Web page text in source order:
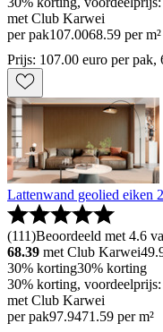
met Club Karwei
per pak107.0068.59 per m²
Prijs: 107.00 euro per pak,
Lattenwand geolied eiken
(111)Beoordeeld met 4.6
68.39 met Club Karwei
30% korting30% korting
30% korting,
met Club Karwei
per pak97.9471.59 per m²